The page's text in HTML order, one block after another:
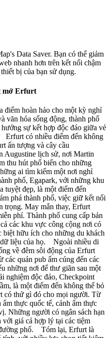
Data Saver. Bạn có thể giảm
nhanh hơn trên kết nối chậm
bị của bạn sử dụng.
mở Erfurt
điểm hoàn hảo cho một kỳ nghỉ
văn hóa sống động, thành phố
sự kết hợp độc đáo giữa vẻ
có nhiều điểm đến không
ấn tượng và cây cầu
Augustine lịch sử, nơi Martin
thu hút phổ biến cho những
ai tìm kiếm một nơi nghỉ
phố, Egapark, với những khu
tuyệt đẹp, là một điểm đến
phá thành phố, việc giữ kết nối
trọng. May mắn thay, Erfurt
phí. Thành phố cung cấp bản
các khu vực công cộng nơi có
hữu ích cho những du khách
dữ liệu của họ. Ngoài nhiều di
về đêm sôi động của Erfurt
quán pub ấm cúng đến các
những nơi để thư giãn sau một
nghiệm độc đáo, Checkpoint
là một điểm đến không thể bỏ
thứ gì đó cho mọi người. Từ
thực quốc tế, cảnh ẩm thực
Những người có ngân sách hạn
giá cả hợp lý tại các tiệm
phố. Tóm lại, Erfurt là